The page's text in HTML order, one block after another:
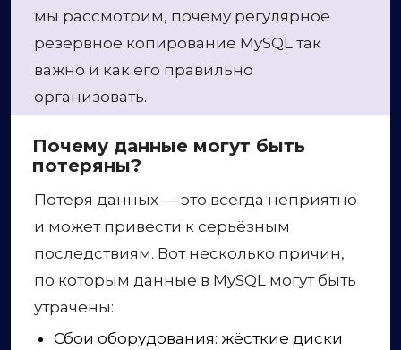
мы рассмотрим, почему регулярное
резервное копирование MySQL так
важно и как его правильно
организовать.
Почему данные могут быть
потеряны?
Потеря данных — это всегда неприятно
и может привести к серьёзным
последствиям. Вот несколько причин,
по которым данные в MySQL могут быть
утрачены:
Сбои оборудования: жёсткие диски